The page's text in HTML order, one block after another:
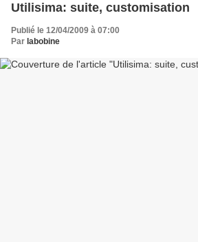
Utilisima: suite, customisation
Publié le 12/04/2009 à 07:00
Par labobine